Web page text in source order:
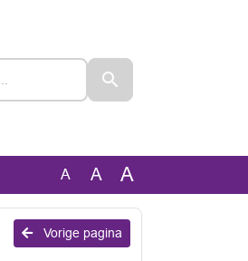
A A A
Vorige pagina